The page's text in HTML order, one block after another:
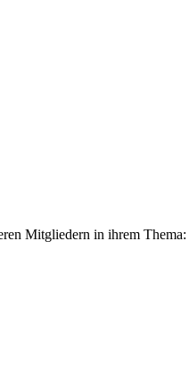
Mitgliedern in ihrem Thema: